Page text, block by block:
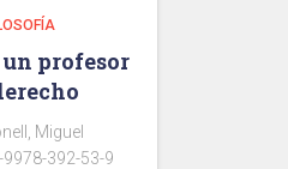
un profesor
Miguel
9978-392-53-9